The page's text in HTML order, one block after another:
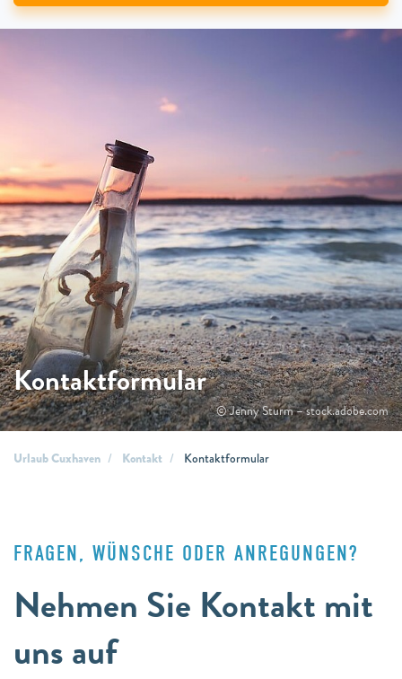
© Jenny Sturm – stock.adobe.com
Kontaktformular
Urlaub Cuxhaven Kontakt Kontaktformular
Nehmen Sie Kontakt mit
uns auf
FRAGEN, WÜNSCHE ODER ANREGUNGEN?